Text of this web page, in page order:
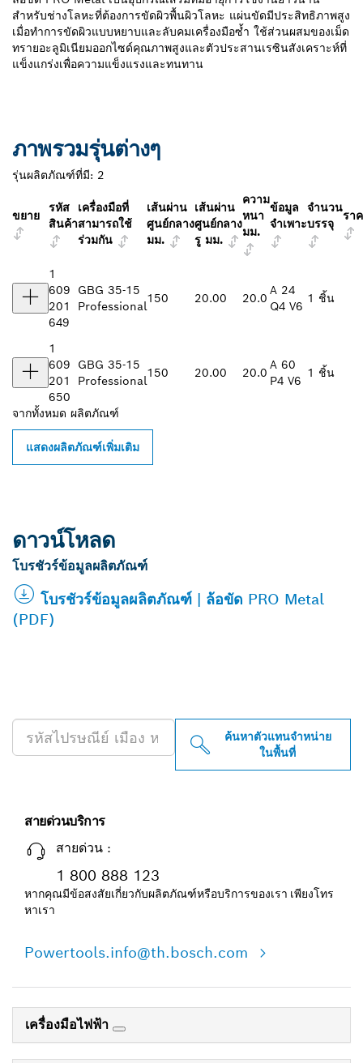
สำหรับช่างโลหะที่ต้องการขัดผิวพื้นผิวโลหะ แผ่นขัดมีประสิทธิภาพสูง
เมื่อทำการขัดผิวแบบหยาบและลับคมเครื่องมือซ้ำ ใช้ส่วนผสมของเม็ด
ทรายอะลูมิเนียมออกไซด์คุณภาพสูงและตัวประสานเรซินสังเคราะห์ที่
แข็งแกร่งเพื่อความแข็งแรงและทนทาน
ภาพรวมรุ่นต่างๆ
รุ่นผลิตภัณฑ์ที่มี: 2
ขยาย
รหัส
สินค้า
เครื่องมือที่
สามารถใช้
ร่วมกัน
เส้นผ่าน
ศูนย์กลาง
มม.
เส้นผ่าน
ศูนย์กลาง
รู มม.
ความ
หนา
มม.
ข้อมูล
จำเพาะ
จำนวน
บรรจุ
รา
1
609
201
649
GBG 35-15
Professional
150 20.00 20.0
A 24
Q4 V6
1 ชิ้น
1
609
201
650
GBG 35-15
Professional
150 20.00 20.0
A 60
P4 V6
1 ชิ้น
จากทั้งหมด ผลิตภัณฑ์
แสดงผลิตภัณฑ์เพิ่มเติม
ดาวน์โหลด
โบรชัวร์ข้อมูลผลิตภัณฑ์
โบรชัวร์ข้อมูลผลิตภัณฑ์ | ล้อขัด PRO Metal
(PDF)
ค้นหาตัวแทนจำหน่าย
ในพื้นที่
สายด่วนบริการ
สายด่วน :
1 800 888 123
หากคุณมีข้อสงสัยเกี่ยวกับผลิตภัณฑ์หรือบริการของเรา เพียงโทร
หาเรา
Powertools.info@th.bosch.com
เครื่องมือไฟฟ้า